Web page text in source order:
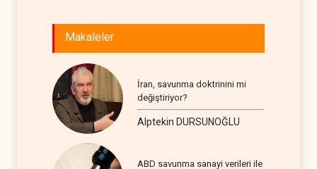
Makaleler
İran, savunma doktrinini mi
değiştiriyor?
Alptekin DURSUNOĞLU
ABD savunma sanayi verileri ile